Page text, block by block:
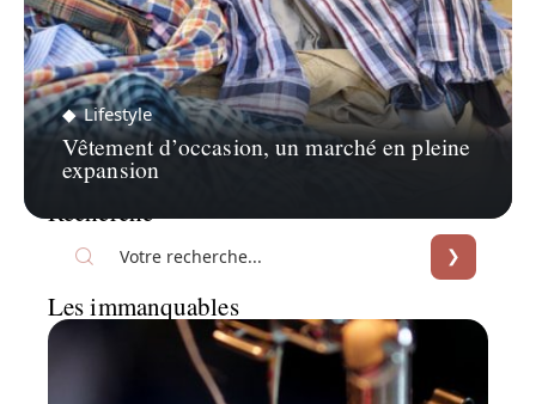
Lifestyle
Vêtement d’occasion, un marché en pleine
expansion
Recherche
Les immanquables